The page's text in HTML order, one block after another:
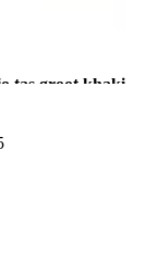
tas groot khaki